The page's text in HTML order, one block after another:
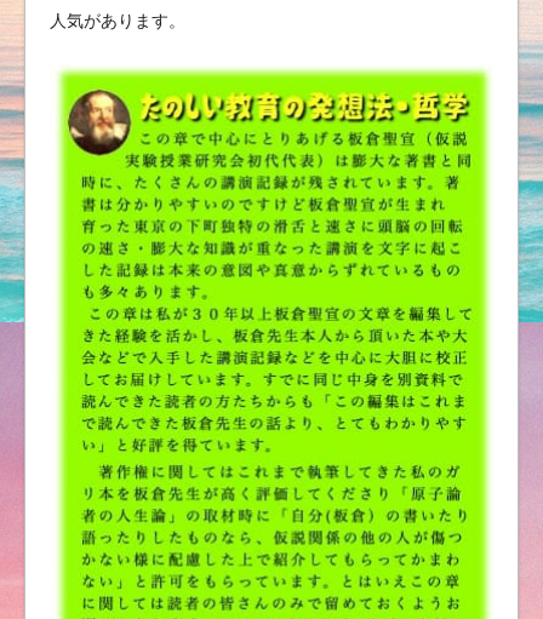
人気があります。